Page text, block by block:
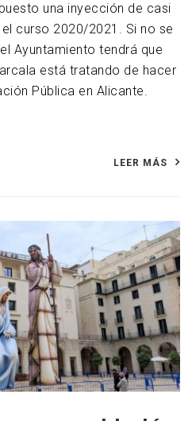
una inyección de casi
curso 2020/2021. Si no se
Ayuntamiento tendrá que
está tratando de hacer
Pública en Alicante.
LEER MÁS